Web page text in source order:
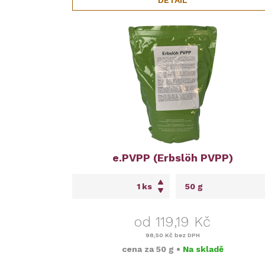
e.PVPP (Erbslöh PVPP)
ks
od 119,19 Kč
98,50 Kč bez DPH
cena za 50 g • Na skladě